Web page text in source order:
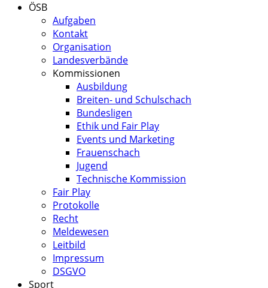
ÖSB
Aufgaben
Kontakt
Organisation
Landesverbände
Kommissionen
Ausbildung
Breiten- und Schulschach
Bundesligen
Ethik und Fair Play
Events und Marketing
Frauenschach
Jugend
Technische Kommission
Fair Play
Protokolle
Recht
Meldewesen
Leitbild
Impressum
DSGVO
Sport